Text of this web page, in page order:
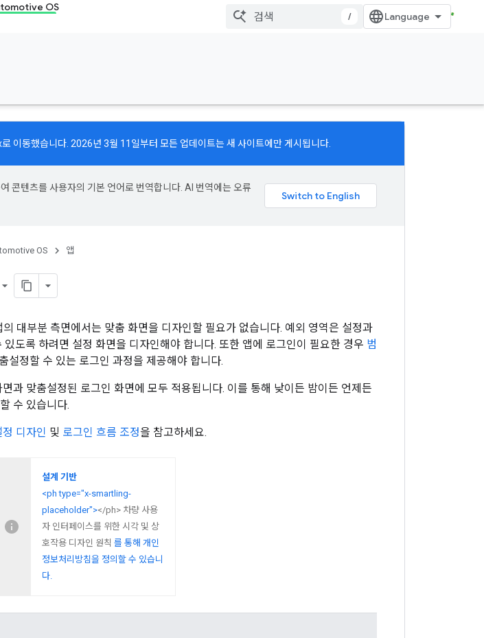
OS
/
로 이동했습니다. 2026년 3월 11일부터 모든 업데이트는 새 사이트에만 게시됩니다.
콘텐츠를 사용자의 기본 언어로 번역합니다. AI 번역에는 오류
OS 앱
대부분 측면에서는 맞춤 화면을 디자인할 필요가 없습니다. 예외 영역은 설정과
도록 하려면 설정 화면을 디자인해야 합니다. 또한 앱에 로그인이 필요한 경우 범
설정할 수 있는 로그인 과정을 제공해야 합니다.
과 맞춤설정된 로그인 화면에 모두 적용됩니다. 이를 통해 낮이든 밤이든 언제든
수 있습니다.
정 디자인 및 로그인 흐름 조정을 참고하세요.
설계 기반
<ph type="x-smartling-
placeholder"></ph> 차량 사용
자 인터페이스를 위한 시각 및 상
호작용 디자인 원칙 를 통해 개인
정보처리방침을 정의할 수 있습니
다.